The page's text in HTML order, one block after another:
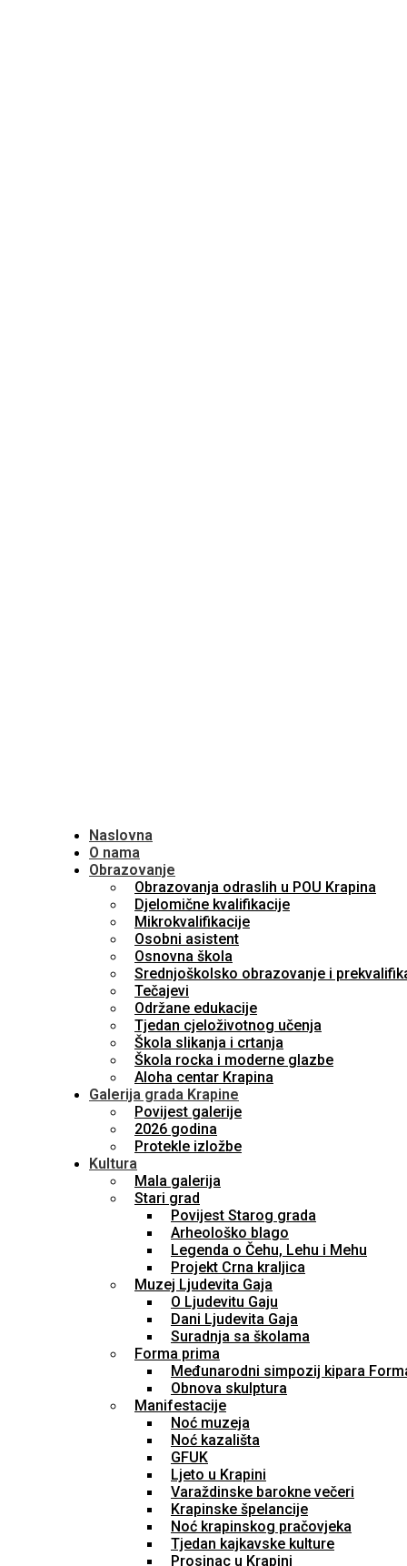
Naslovna
O nama
Obrazovanje
Obrazovanja odraslih u POU Krapina
Djelomične kvalifikacije
Mikrokvalifikacije
Osobni asistent
Osnovna škola
Srednjoškolsko obrazovanje i
Tečajevi
Održane edukacije
Tjedan cjeloživotnog učenja
Škola slikanja i crtanja
Škola rocka i moderne glazbe
Aloha centar Krapina
Galerija grada Krapine
Povijest galerije
2026 godina
Protekle izložbe
Kultura
Mala galerija
Stari grad
Povijest Starog grada
Arheološko blago
Legenda o Čehu, Lehu i Mehu
Projekt Crna kraljica
Muzej Ljudevita Gaja
O Ljudevitu Gaju
Dani Ljudevita Gaja
Suradnja sa školama
Forma prima
Međunarodni simpozij kipara
Obnova skulptura
Manifestacije
Noć muzeja
Noć kazališta
GFUK
Ljeto u Krapini
Varaždinske barokne večeri
Krapinske špelancije
Noć krapinskog pračovjeka
Tjedan kajkavske kulture
Prosinac u Krapini